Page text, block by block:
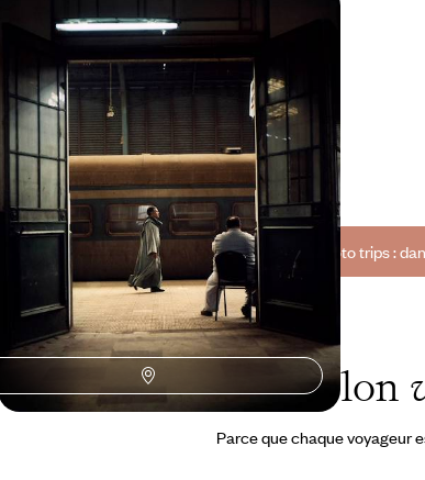
L’Égypte dans l’objectif de Denis
Dailleux - Après Le Caire, croisière
à bord de la Flâneuse du Nil
Accompagné d'un photographe de renom,
(ré)apprendre la photo en parcourant un pays
exceptionnellement beau
11 jours, de 9800 à 12500 $ CA
Toutes nos suggestions de voyages photo trips :
L'Egypte selon
Parce que chaque voyageur